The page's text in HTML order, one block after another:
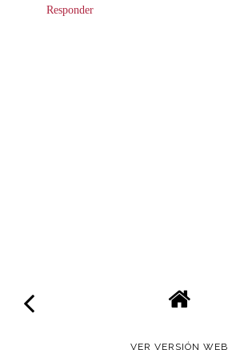
Responder
VER VERSIÓN WEB